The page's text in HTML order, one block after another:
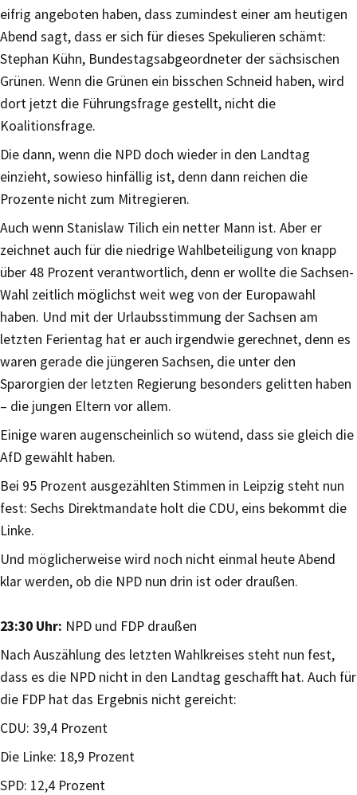
eifrig angeboten haben, dass zumindest einer am heutigen
Abend sagt, dass er sich für dieses Spekulieren schämt:
Stephan Kühn, Bundestagsabgeordneter der sächsischen
Grünen. Wenn die Grünen ein bisschen Schneid haben, wird
dort jetzt die Führungsfrage gestellt, nicht die
Koalitionsfrage.
Die dann, wenn die NPD doch wieder in den Landtag
einzieht, sowieso hinfällig ist, denn dann reichen die
Prozente nicht zum Mitregieren.
Auch wenn Stanislaw Tilich ein netter Mann ist. Aber er
zeichnet auch für die niedrige Wahlbeteiligung von knapp
über 48 Prozent verantwortlich, denn er wollte die Sachsen-
Wahl zeitlich möglichst weit weg von der Europawahl
haben. Und mit der Urlaubsstimmung der Sachsen am
letzten Ferientag hat er auch irgendwie gerechnet, denn es
waren gerade die jüngeren Sachsen, die unter den
Sparorgien der letzten Regierung besonders gelitten haben
– die jungen Eltern vor allem.
Einige waren augenscheinlich so wütend, dass sie gleich die
AfD gewählt haben.
Bei 95 Prozent ausgezählten Stimmen in Leipzig steht nun
fest: Sechs Direktmandate holt die CDU, eins bekommt die
Linke.
Und möglicherweise wird noch nicht einmal heute Abend
klar werden, ob die NPD nun drin ist oder draußen.
23:30 Uhr: NPD und FDP draußen
Nach Auszählung des letzten Wahlkreises steht nun fest,
dass es die NPD nicht in den Landtag geschafft hat. Auch für
die FDP hat das Ergebnis nicht gereicht:
CDU: 39,4 Prozent
Die Linke: 18,9 Prozent
SPD: 12,4 Prozent